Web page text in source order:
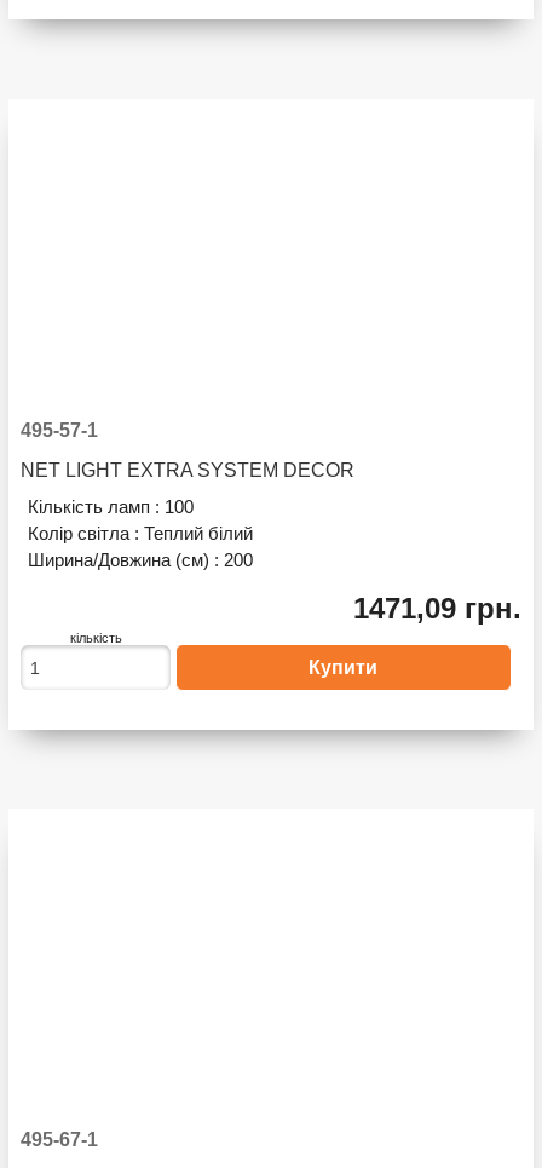
495-57-1
NET LIGHT EXTRA SYSTEM DECOR
Кількість ламп : 100
Колір світла :Теплий білий
Ширина/Довжина (см) : 200
1471,09 грн.
кількість
495-67-1